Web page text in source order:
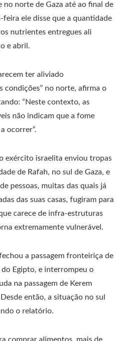
no norte de Gaza até ao final de
feira ele disse que a quantidade
nutrientes entregues ali
e abril.
ter aliviado
condições” no norte, afirma o
“Neste contexto, as
não indicam que a fome
ocorrer”.
exército israelita enviou tropas
de Rafah, no sul de Gaza, e
pessoas, muitas das quais já
das suas casas, fugiram para
carece de infra-estruturas
extremamente vulnerável.
a passagem fronteiriça de
Egipto, e interrompeu o
na passagem de Kerem
então, a situação no sul
o relatório.